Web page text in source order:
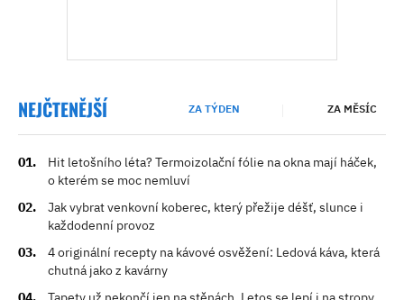
NEJČTENĚJŠÍ ZA TÝDEN ZA MĚSÍC
Hit letošního léta? Termoizolační fólie na okna mají háček,
o kterém se moc nemluví
Jak vybrat venkovní koberec, který přežije déšť, slunce i
každodenní provoz
4 originální recepty na kávové osvěžení: Ledová káva, která
chutná jako z kavárny